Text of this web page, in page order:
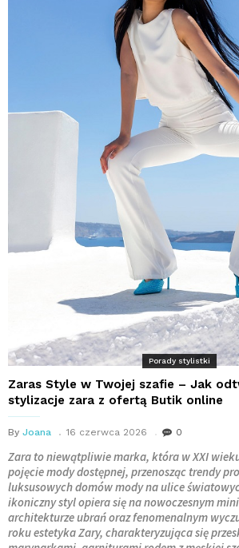
Porady stylistki
Zaras Style w Twojej szafie – Jak
stylizacje zara z ofertą Butik online
By Joana 16 czerwca 2026 0
Zara to niewątpliwie marka, która w XXI
pojęcie mody dostępnej, przenosząc trendy
luksusowych domów mody na ulice
ikoniczny styl opiera się na nowoczesnym
architekturze ubrań oraz fenomenalnym
roku estetyka Zary, charakteryzująca się